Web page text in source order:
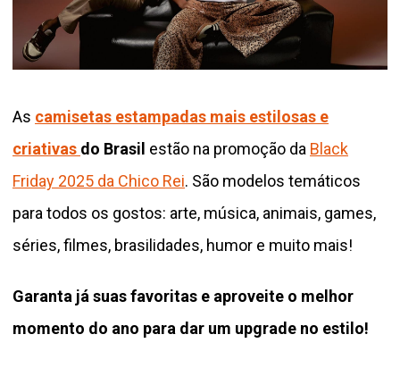
As camisetas estampadas mais estilosas e
criativas do Brasil estão na promoção da Black
Friday 2025 da Chico Rei. São modelos temáticos
para todos os gostos: arte, música, animais, games,
séries, filmes, brasilidades, humor e muito mais!
Garanta já suas favoritas e aproveite o melhor
momento do ano para dar um upgrade no estilo!